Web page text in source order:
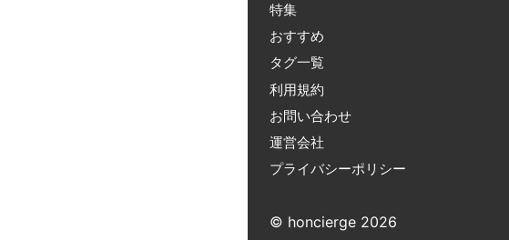
特集
おすすめ
タグ一覧
利用規約
お問い合わせ
運営会社
プライバシーポリシー
© honcierge 2026